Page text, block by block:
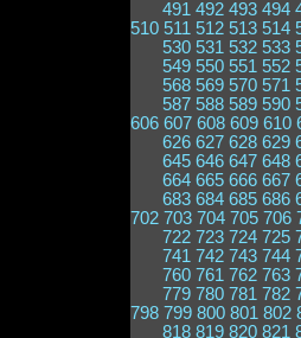
491 492 493 494
510 511 512 513 514
530 531 532 533
549 550 551 552
568 569 570 571
587 588 589 590
606 607 608 609 610
626 627 628 629
645 646 647 648
664 665 666 667
683 684 685 686
702 703 704 705 706
722 723 724 725
741 742 743 744
760 761 762 763
779 780 781 782
798 799 800 801 802
818 819 820 821